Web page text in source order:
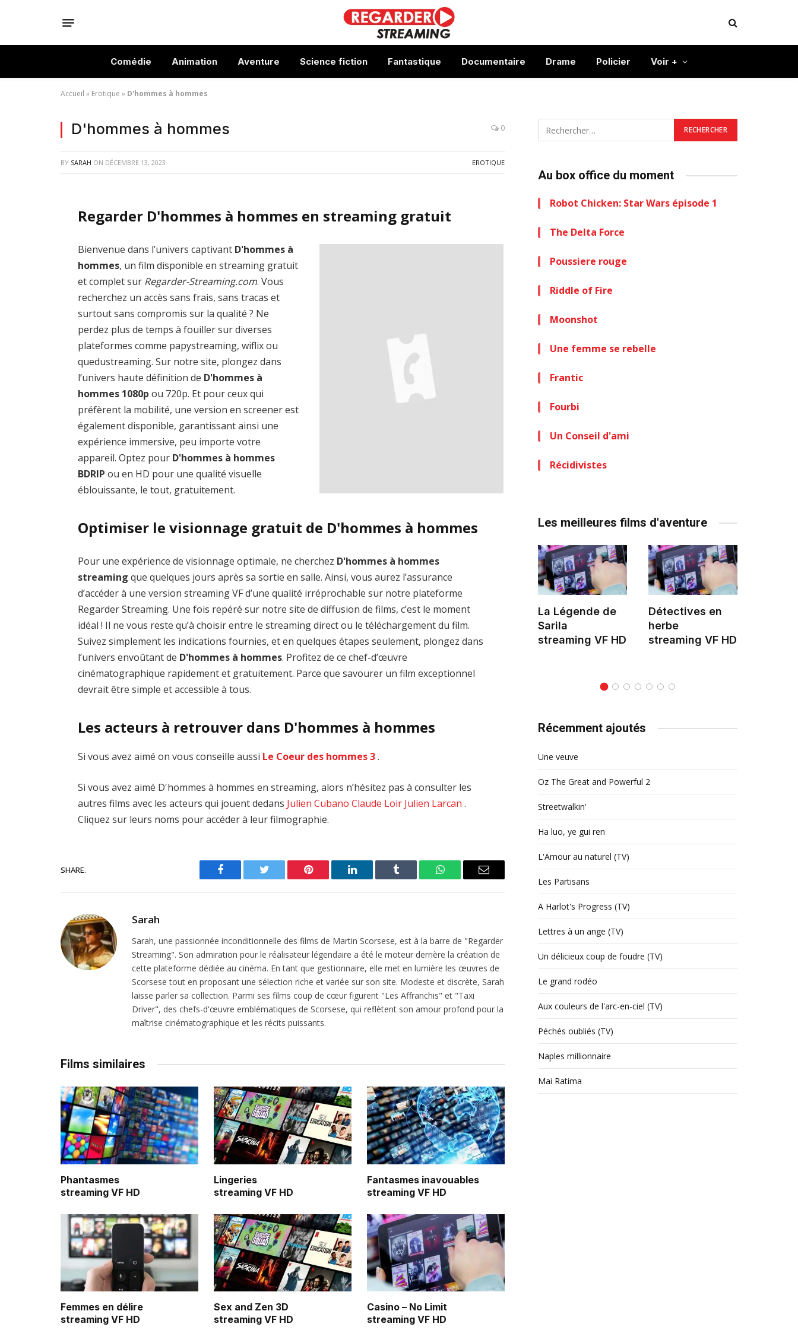
Comédie Animation Aventure Science fiction Fantastique Documentaire Drame Policier Voir +
Accueil » Erotique » D'hommes à hommes
D'hommes à hommes 0
BY SARAH ON DÉCEMBRE 13, 2023 EROTIQUE
Regarder D'hommes à hommes en streaming gratuit
Bienvenue dans l’univers captivant D'hommes à
hommes, un film disponible en streaming gratuit
et complet sur Regarder-Streaming.com. Vous
recherchez un accès sans frais, sans tracas et
surtout sans compromis sur la qualité ? Ne
perdez plus de temps à fouiller sur diverses
plateformes comme papystreaming, wiflix ou
quedustreaming. Sur notre site, plongez dans
l’univers haute définition de D'hommes à
hommes 1080p ou 720p. Et pour ceux qui
préfèrent la mobilité, une version en screener est
également disponible, garantissant ainsi une
expérience immersive, peu importe votre
appareil. Optez pour D'hommes à hommes
BDRIP ou en HD pour une qualité visuelle
éblouissante, le tout, gratuitement.
Optimiser le visionnage gratuit de D'hommes à hommes
Pour une expérience de visionnage optimale, ne cherchez D'hommes à hommes
streaming que quelques jours après sa sortie en salle. Ainsi, vous aurez l’assurance
d’accéder à une version streaming VF d’une qualité irréprochable sur notre plateforme
Regarder Streaming. Une fois repéré sur notre site de diffusion de films, c’est le moment
idéal ! Il ne vous reste qu’à choisir entre le streaming direct ou le téléchargement du film.
Suivez simplement les indications fournies, et en quelques étapes seulement, plongez dans
l’univers envoûtant de D'hommes à hommes. Profitez de ce chef-d’œuvre
cinématographique rapidement et gratuitement. Parce que savourer un film exceptionnel
devrait être simple et accessible à tous.
Les acteurs à retrouver dans D'hommes à hommes
Si vous avez aimé on vous conseille aussi Le Coeur des hommes 3.
Si vous avez aimé D'hommes à hommes en streaming, alors n’hésitez pas à consulter les
autres films avec les acteurs qui jouent dedans Julien Cubano Claude Loir Julien Larcan .
Cliquez sur leurs noms pour accéder à leur filmographie.
SHARE.
Facebook Twitter Pinterest LinkedIn Tumblr WhatsAppEmail
Sarah
Sarah, une passionnée inconditionnelle des films de Martin Scorsese, est à la barre de "Regarder
Streaming". Son admiration pour le réalisateur légendaire a été le moteur derrière la création de
cette plateforme dédiée au cinéma. En tant que gestionnaire, elle met en lumière les œuvres de
Scorsese tout en proposant une sélection riche et variée sur son site. Modeste et discrète, Sarah
laisse parler sa collection. Parmi ses films coup de cœur figurent "Les Affranchis" et "Taxi
Driver", des chefs-d'œuvre emblématiques de Scorsese, qui reflètent son amour profond pour la
maîtrise cinématographique et les récits puissants.
Films similaires
Phantasmes
streaming VF HD
Lingeries
streaming VF HD
Fantasmes inavouables
streaming VF HD
Femmes en délire
streaming VF HD
Sex and Zen 3D
streaming VF HD
Casino – No Limit
streaming VF HD
Au box office du moment
Robot Chicken: Star Wars épisode 1
The Delta Force
Poussiere rouge
Riddle of Fire
Moonshot
Une femme se rebelle
Frantic
Fourbi
Un Conseil d'ami
Récidivistes
Les meilleures films d'aventure
Zenon: Girl of
the 21st Century
streaming VF HD
La Légende des
1000 dragons
streaming VF HD
La Légende de
Sarila
streaming VF HD
Détectives en
herbe
streaming VF HD
Récemment ajoutés
Une veuve
Oz The Great and Powerful 2
Streetwalkin'
Ha luo, ye gui ren
L'Amour au naturel (TV)
Les Partisans
A Harlot's Progress (TV)
Lettres à un ange (TV)
Un délicieux coup de foudre (TV)
Le grand rodéo
Aux couleurs de l'arc-en-ciel (TV)
Péchés oubliés (TV)
Naples millionnaire
Mai Ratima